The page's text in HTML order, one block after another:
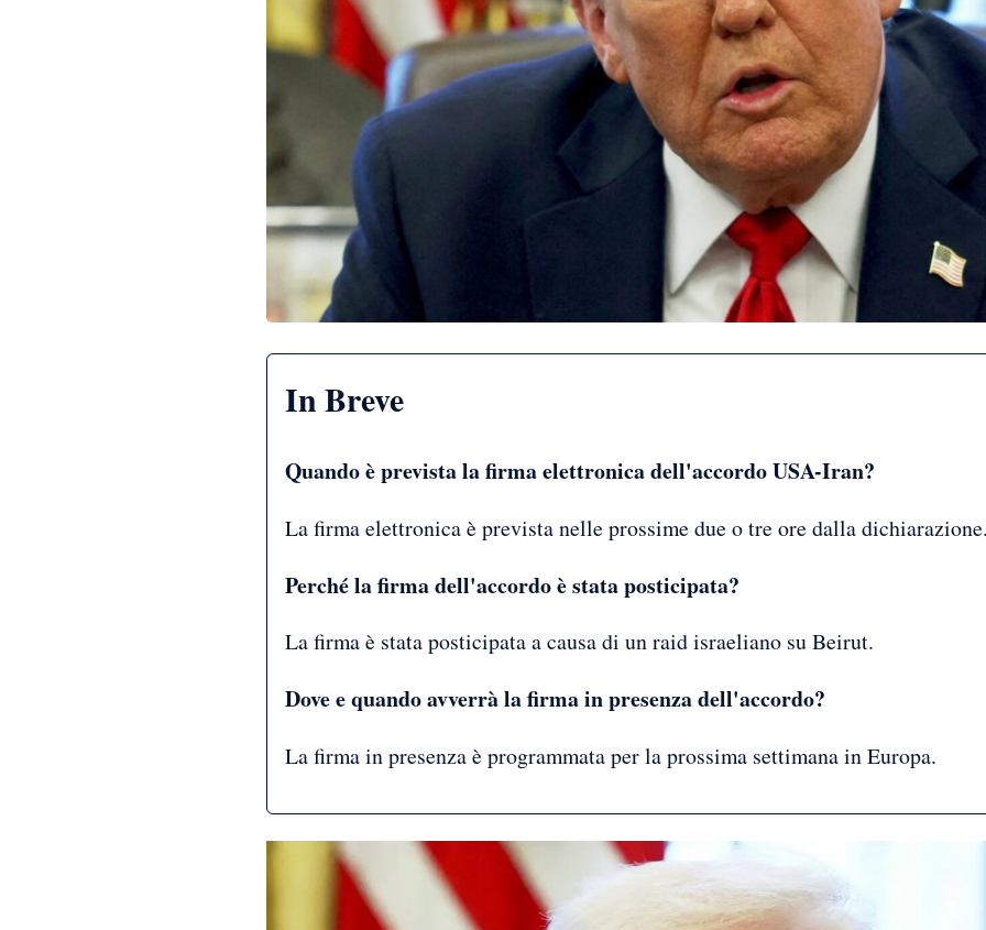
In Breve
Quando è prevista la firma elettronica dell'accordo USA-Iran?
La firma elettronica è prevista nelle prossime due o tre ore dalla
Perché la firma dell'accordo è stata posticipata?
La firma è stata posticipata a causa di un raid israeliano su Beirut.
Dove e quando avverrà la firma in presenza dell'accordo?
La firma in presenza è programmata per la prossima settimana in Europa.